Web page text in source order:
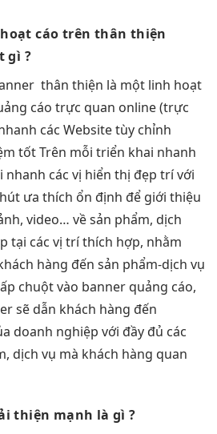
cáo trên thân thiện
gì ?
thân thiện là một linh hoạt
cáo trực quan online (trực
các Websitetùy chỉnh
tốtTrên mỗi triển khai nhanh
nhanh các vị hiển thị đẹp trí với
ưa thích ổn định để giới thiệu
video… về sản phẩm, dịch
tại các vị trí thích hợp, nhằm
hàng đến sản phẩm-dịch vụ
chuột vào banner quảng cáo,
sẽ dẫn khách hàng đến
doanh nghiệp với đầy đủ các
dịch vụ mà khách hàng quan
thiện mạnh là gì ?